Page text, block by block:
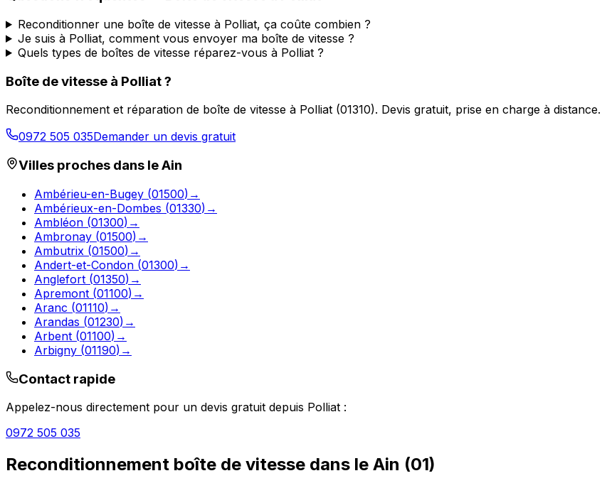
Reconditionner une boîte de vitesse à Polliat, ça coûte combien ?
Je suis à Polliat, comment vous envoyer ma boîte de vitesse ?
Quels types de boîtes de vitesse réparez-vous à Polliat ?
Boîte de vitesse à Polliat?
Reconditionnement et réparation de boîte de vitesse à Polliat (01310). Devis gratuit, prise en charge à distance.
0972 505 035Demander un devis gratuit
Villes proches dans leAin
Ambérieu-en-Bugey (01500) →
Ambérieux-en-Dombes (01330) →
Ambléon (01300) →
Ambronay (01500) →
Ambutrix (01500) →
Andert-et-Condon (01300) →
Anglefort (01350) →
Apremont (01100) →
Aranc (01110) →
Arandas (01230) →
Arbent (01100) →
Arbigny (01190) →
Contact rapide
Appelez-nous directement pour un devis gratuit depuis Polliat :
0972 505 035
Reconditionnement boîte de vitesse dans le Ain (01)